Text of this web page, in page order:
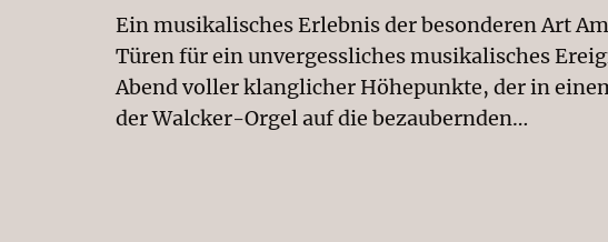
Ein musikalisches Erlebnis der besonderen Art
Türen für ein unvergessliches musikalisches
Abend voller klanglicher Höhepunkte, der in
der Walcker-Orgel auf die bezaubernden…